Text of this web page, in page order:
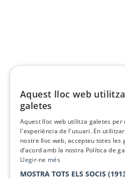
Aquest lloc web utilitza
galetes
Aquest lloc web utilitza galetes per
l'experiència de l'usuari. En
nostre lloc web, accepteu totes les
d’acord amb la nostra Política de
Llegir-ne més
MOSTRA TOTS ELS SOCIS